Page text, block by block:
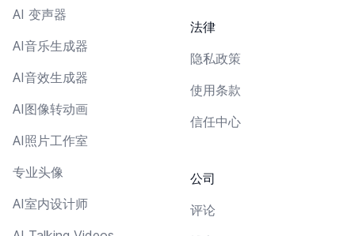
AI 变声器
AI音乐生成器
AI音效生成器
AI图像转动画
AI照片工作室
专业头像
AI室内设计师
法律
隐私政策
使用条款
信任中心
公司
评论